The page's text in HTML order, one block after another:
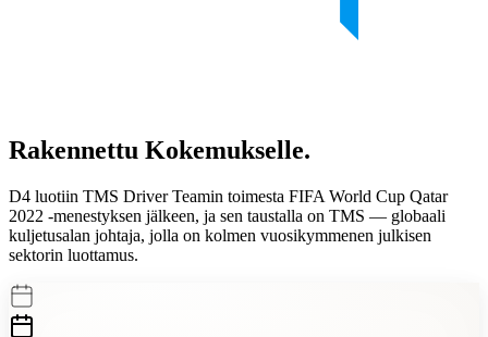
Rakennettu Kokemukselle.
D4 luotiin TMS Driver Teamin toimesta FIFA World Cup Qatar
2022 -menestyksen jälkeen, ja sen taustalla on TMS — globaali
kuljetusalan johtaja, jolla on kolmen vuosikymmenen julkisen
sektorin luottamus.